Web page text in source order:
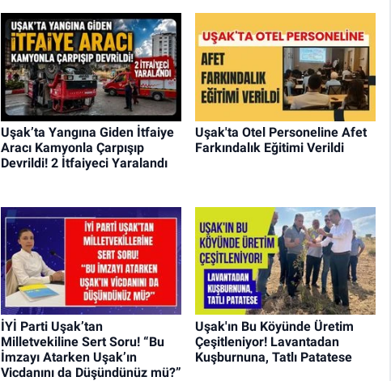
Uşak’ta Yangına Giden İtfaiye
Aracı Kamyonla Çarpışıp
Devrildi! 2 İtfaiyeci Yaralandı
Uşak'ta Otel Personeline Afet
Farkındalık Eğitimi Verildi
İYİ Parti Uşak’tan
Milletvekiline Sert Soru! “Bu
İmzayı Atarken Uşak’ın
Vicdanını da Düşündünüz mü?”
Uşak'ın Bu Köyünde Üretim
Çeşitleniyor! Lavantadan
Kuşburnuna, Tatlı Patatese